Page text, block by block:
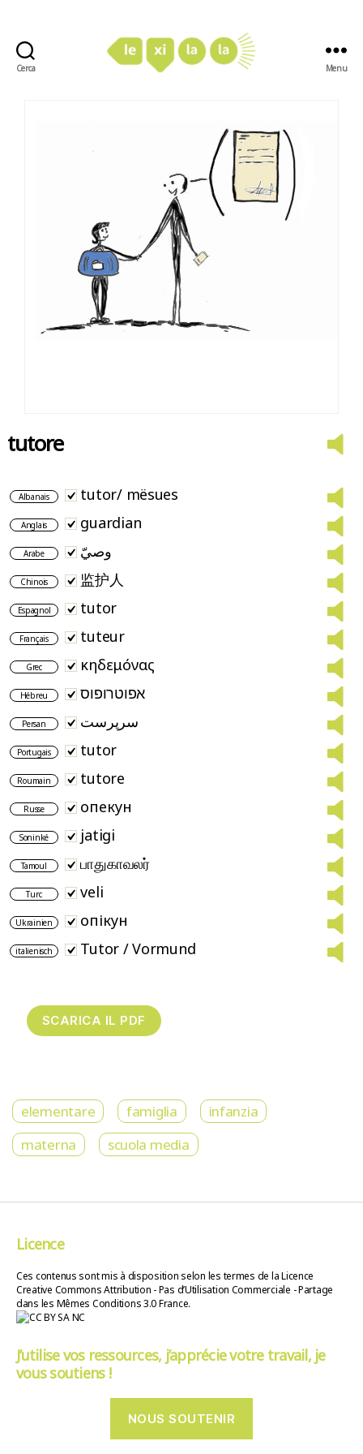
Cerca Menu
tutore
Albanais tutor/ mësues
Anglais guardian
Arabe وصيّ
Chinois 监护人
Espagnol tutor
Français tuteur
Grec κηδεμόνας
Hébreu אפוטרופוס
Persan سرپرست
Portugais tutor
Roumain tutore
Russe опекун
Soninké jatigi
Tamoul பாதுகாவலர்
Turc veli
Ukrainien опікун
italienisch Tutor / Vormund
elementare famiglia
infanzia
materna
scuola media
Licence
Ces contenus sont mis à disposition selon les termes de la Licence
Creative Commons Attribution - Pas d’Utilisation Commerciale - Partage
dans les Mêmes Conditions 3.0 France.
J’utilise vos ressources, j’apprécie votre travail, je
vous soutiens !
NOUS SOUTENIR